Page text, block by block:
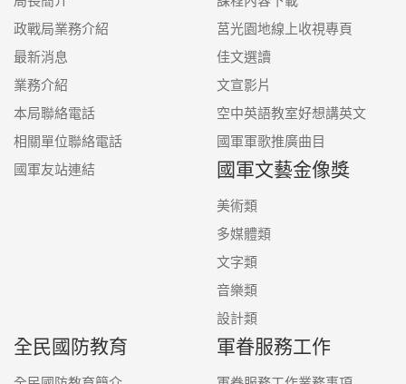
政戰局業務介紹
最新消息
業務介紹
本局聯絡電話
相關單位聯絡電話
國軍友站連結
莒光園地線上收視專頁
佳文選讀
文宣影片
空中英語教室好想講英文
國軍軍歌推廣曲目
國軍文藝金像獎
美術類
多媒體類
文字類
音樂類
設計類
全民國防教育 軍眷服務工作